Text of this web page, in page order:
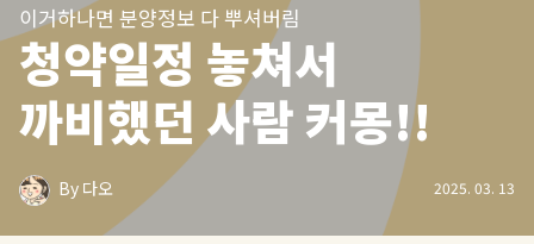
이거하나면 분양정보 다 뿌셔버림
청약일정 놓쳐서
까비했던 사람 커몽!!
By 다오 2025. 03. 13